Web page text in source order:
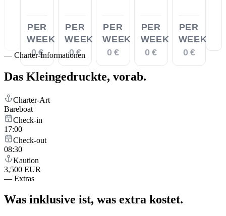
PER
WEEK
0 €
PER
WEEK
0 €
PER
WEEK
0 €
PER
WEEK
0 €
PER
WEEK
0 €
— Charter-Informationen
Das Kleingedruckte, vorab.
Charter-Art
Bareboat
Check-in
17:00
Check-out
08:30
Kaution
3,500 EUR
— Extras
Was inklusive ist, was extra kostet.